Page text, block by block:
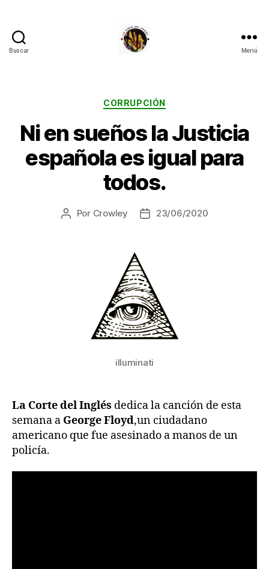
Buscar
Inglés
Menú
Categorías
CORRUPCIÓN
Ni en sueños la Justicia
española es igual para
todos.
Autor
Por Crowley
Fecha23/06/2020
illuminati
La Corte del Inglés dedica la canción de esta
semana a George Floyd,un ciudadano
americano que fue asesinado a manos de un
policía.